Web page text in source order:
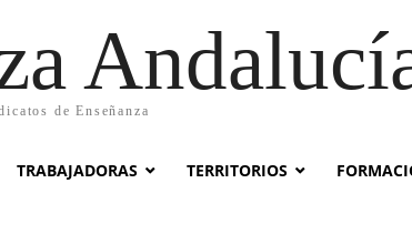
de Enseñanza
TRABAJADORAS TERRITORIOS